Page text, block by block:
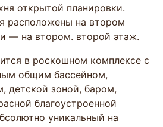
открытой планировки.
расположены на втором
— на втором. второй этаж.
в роскошном комплексе с
общим бассейном,
детской зоной, баром,
благоустроенной
уникальный на